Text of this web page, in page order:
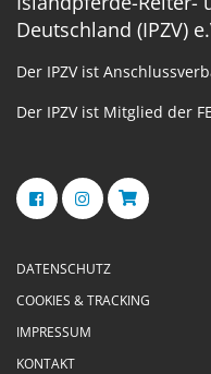
Deutschland (IPZV)
Der IPZV ist
Der IPZV ist Mitglied der
DATENSCHUTZ
COOKIES & TRACKING
IMPRESSUM
KONTAKT